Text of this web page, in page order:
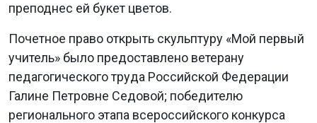
преподнес ей букет цветов.
Почетное право открыть скульптуру «Мой первый
учитель» было предоставлено ветерану
педагогического труда Российской Федерации
Галине Петровне Седовой; победителю
регионального этапа всероссийского конкурса